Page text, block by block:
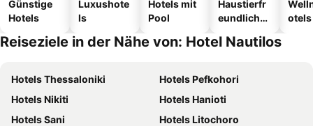
Günstige
Hotels
Luxushote
ls
Hotels mit
Pool
Haustierfr
eundliche
otels
Reiseziele in der Nähe von: Hotel Nautilos
Hotels Thessaloniki
Hotels Pefkohori
Hotels Nikiti
Hotels Hanioti
Hotels Sani
Hotels Litochoro